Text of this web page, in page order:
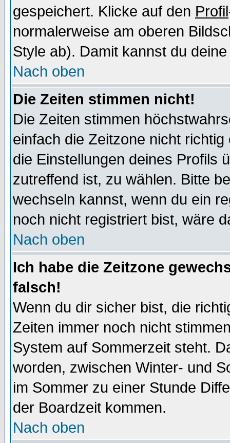
gespeichert. Klicke auf den Profil
normalerweise am oberen
Style ab). Damit kannst du
Nach oben
Die Zeiten stimmen nicht!
Die Zeiten stimmen
einfach die Zeitzone nicht
die Einstellungen deines Profils
zutreffend ist, zu wählen. Bitte
wechseln kannst, wenn du ein
noch nicht registriert bist, wäre
Nach oben
Ich habe die Zeitzone
falsch!
Wenn du dir sicher bist, die
Zeiten immer noch nicht
System auf Sommerzeit steht.
worden, zwischen Winter- und
im Sommer zu einer Stunde
der Boardzeit kommen.
Nach oben